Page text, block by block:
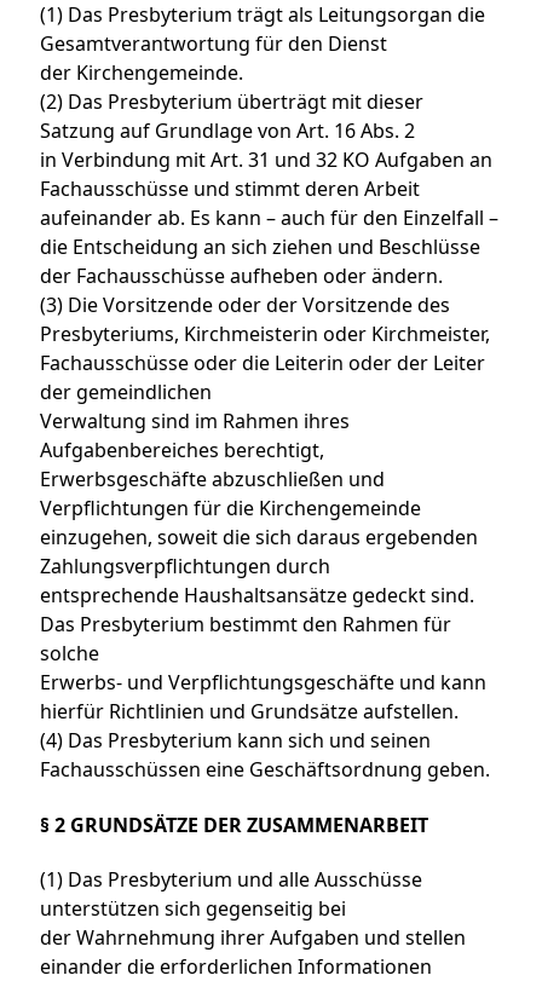
(1) Das Presbyterium trägt als Leitungsorgan die
Gesamtverantwortung für den Dienst
der Kirchengemeinde.
(2) Das Presbyterium überträgt mit dieser
Satzung auf Grundlage von Art. 16 Abs. 2
in Verbindung mit Art. 31 und 32 KO Aufgaben an
Fachausschüsse und stimmt deren Arbeit
aufeinander ab. Es kann – auch für den Einzelfall –
die Entscheidung an sich ziehen und Beschlüsse
der Fachausschüsse aufheben oder ändern.
(3) Die Vorsitzende oder der Vorsitzende des
Presbyteriums, Kirchmeisterin oder Kirchmeister,
Fachausschüsse oder die Leiterin oder der Leiter
der gemeindlichen
Verwaltung sind im Rahmen ihres
Aufgabenbereiches berechtigt,
Erwerbsgeschäfte abzuschließen und
Verpflichtungen für die Kirchengemeinde
einzugehen, soweit die sich daraus ergebenden
Zahlungsverpflichtungen durch
entsprechende Haushaltsansätze gedeckt sind.
Das Presbyterium bestimmt den Rahmen für
solche
Erwerbs- und Verpflichtungsgeschäfte und kann
hierfür Richtlinien und Grundsätze aufstellen.
(4) Das Presbyterium kann sich und seinen
Fachausschüssen eine Geschäftsordnung geben.
§ 2 GRUNDSÄTZE DER ZUSAMMENARBEIT
(1) Das Presbyterium und alle Ausschüsse
unterstützen sich gegenseitig bei
der Wahrnehmung ihrer Aufgaben und stellen
einander die erforderlichen Informationen